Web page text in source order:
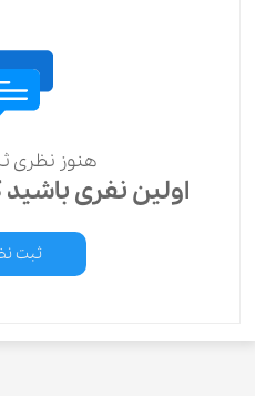
هنوز نظری
اولین نفری
ثبت